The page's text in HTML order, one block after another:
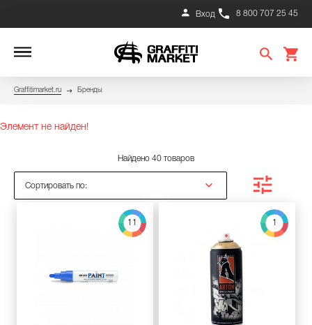
8 800 707 25 45
Вход
Graffitimarket.ru Бренды
Элемент не найден!
Найдено 40 товаров
Сортировать по:
11 1